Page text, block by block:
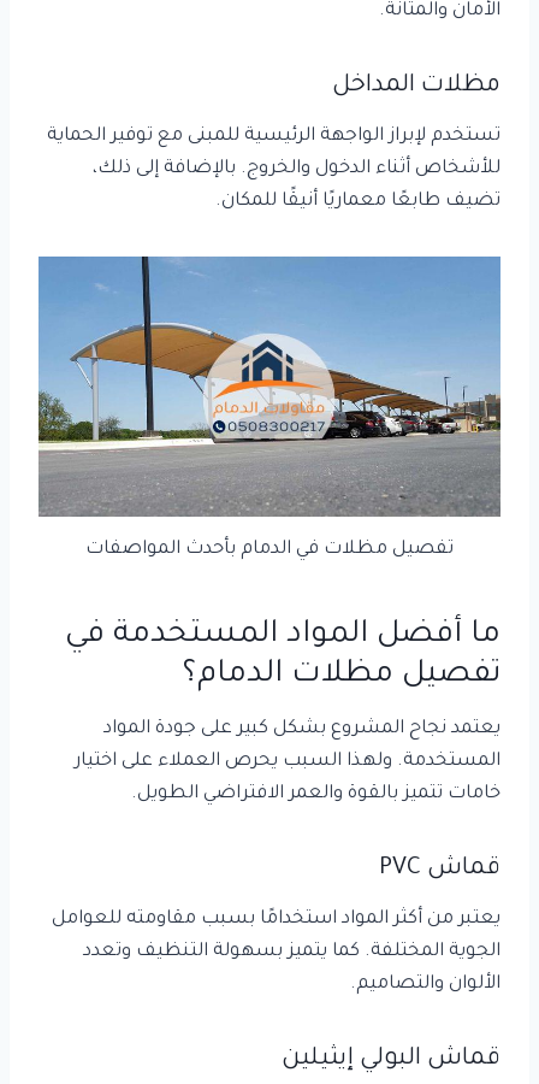
الأمان والمتانة.
مظلات المداخل
تستخدم لإبراز الواجهة الرئيسية للمبنى مع توفير الحماية
للأشخاص أثناء الدخول والخروج. بالإضافة إلى ذلك،
تضيف طابعًا معماريًا أنيقًا للمكان.
تفصيل مظلات في الدمام بأحدث المواصفات
ما أفضل المواد المستخدمة في
تفصيل مظلات الدمام؟
يعتمد نجاح المشروع بشكل كبير على جودة المواد
المستخدمة. ولهذا السبب يحرص العملاء على اختيار
خامات تتميز بالقوة والعمر الافتراضي الطويل.
قماش PVC
يعتبر من أكثر المواد استخدامًا بسبب مقاومته للعوامل
الجوية المختلفة. كما يتميز بسهولة التنظيف وتعدد
الألوان والتصاميم.
قماش البولي إيثيلين